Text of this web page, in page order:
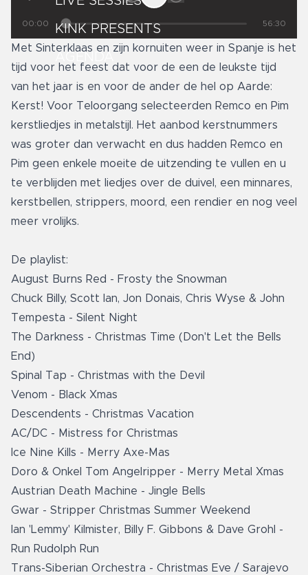
KINK PRESENTS
00:00 56:30
Met Sinterklaas en zijn kornuiten weer in Spanje is het
tijd voor het feest dat voor de een de leukste tijd
van het jaar is en voor de ander de hel op Aarde:
Kerst! Voor Teloorgang selecteerden Remco en Pim
kerstliedjes in metalstijl. Het aanbod kerstnummers
was groter dan verwacht en dus hadden Remco en
Pim geen enkele moeite de uitzending te vullen en u
te verblijden met liedjes over de duivel, een minnares,
kerstbellen, strippers, moord, een rendier en nog veel
meer vrolijks.
De playlist:
August Burns Red - Frosty the Snowman
Chuck Billy, Scott Ian, Jon Donais, Chris Wyse & John
Tempesta - Silent Night
The Darkness - Christmas Time (Don't Let the Bells
End)
Spinal Tap - Christmas with the Devil
Venom - Black Xmas
Descendents - Christmas Vacation
AC/DC - Mistress for Christmas
Ice Nine Kills - Merry Axe-Mas
Doro & Onkel Tom Angelripper - Merry Metal Xmas
Austrian Death Machine - Jingle Bells
Gwar - Stripper Christmas Summer Weekend
Ian 'Lemmy' Kilmister, Billy F. Gibbons & Dave Grohl -
Run Rudolph Run
Trans-Siberian Orchestra - Christmas Eve / Sarajevo